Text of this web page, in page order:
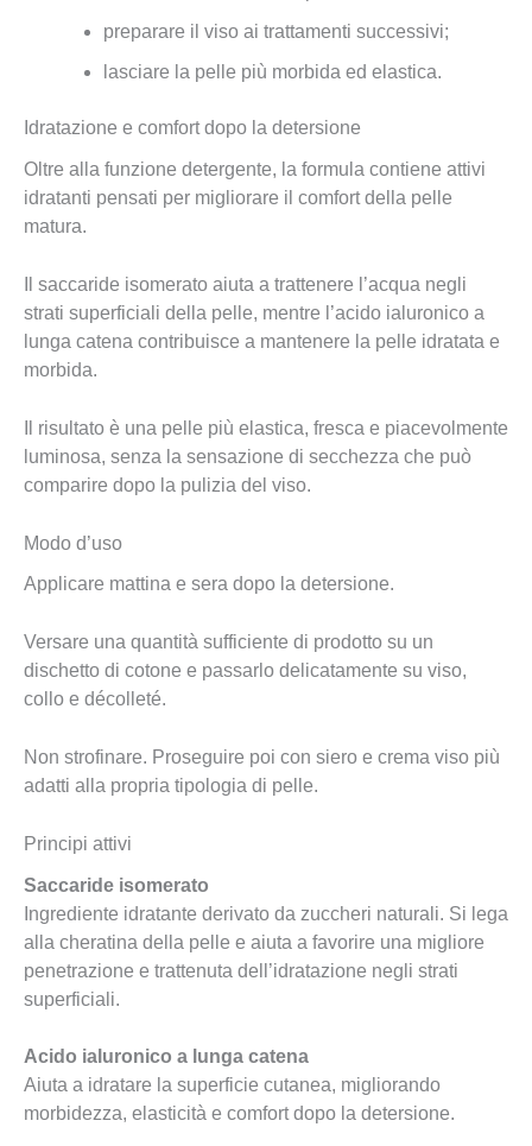
preparare il viso ai trattamenti successivi;
lasciare la pelle più morbida ed elastica.
Idratazione e comfort dopo la detersione
Oltre alla funzione detergente, la formula contiene attivi
idratanti pensati per migliorare il comfort della pelle
matura.
Il saccaride isomerato aiuta a trattenere l’acqua negli
strati superficiali della pelle, mentre l’acido ialuronico a
lunga catena contribuisce a mantenere la pelle idratata e
morbida.
Il risultato è una pelle più elastica, fresca e piacevolmente
luminosa, senza la sensazione di secchezza che può
comparire dopo la pulizia del viso.
Modo d’uso
Applicare mattina e sera dopo la detersione.
Versare una quantità sufficiente di prodotto su un
dischetto di cotone e passarlo delicatamente su viso,
collo e décolleté.
Non strofinare. Proseguire poi con siero e crema viso più
adatti alla propria tipologia di pelle.
Principi attivi
Saccaride isomerato
Ingrediente idratante derivato da zuccheri naturali. Si lega
alla cheratina della pelle e aiuta a favorire una migliore
penetrazione e trattenuta dell’idratazione negli strati
superficiali.
Acido ialuronico a lunga catena
Aiuta a idratare la superficie cutanea, migliorando
morbidezza, elasticità e comfort dopo la detersione.